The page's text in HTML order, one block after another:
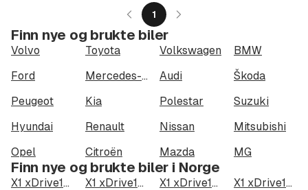
1
Finn nye og brukte biler
Volvo Toyota Volkswagen
BMW
Ford
Mercedes-Benz Audi
Škoda
Peugeot
Kia Polestar
Suzuki
Hyundai
Renault Nissan
Mitsubishi
Opel
Citroën Mazda MG
Finn nye og brukte biler i Norge
X1 xDrive18d i Oslo X1 xDrive18d i Bergen X1 xDrive18d i Trondheim
X1 xDrive18d i Stavanger